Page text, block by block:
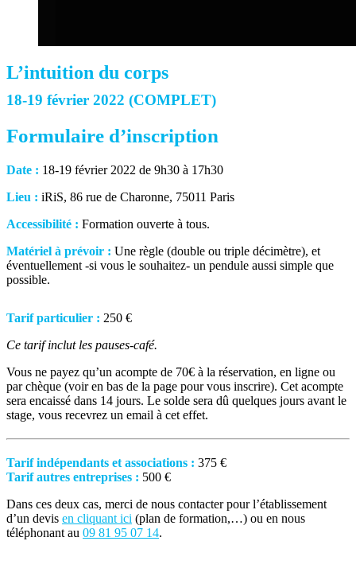
L’intuition du corps
18-19 février 2022 (COMPLET)
Formulaire d’inscription
Date : 18-19 février 2022 de 9h30 à 17h30
Lieu : iRiS, 86 rue de Charonne, 75011 Paris
Accessibilité : Formation ouverte à tous.
Matériel à prévoir : Une règle (double ou triple décimètre), et
éventuellement -si vous le souhaitez- un pendule aussi simple que
possible.
Tarif particulier : 250 €
Ce tarif inclut les pauses-café.
Vous ne payez qu’un acompte de 70€ à la réservation, en ligne ou
par chèque (voir en bas de la page pour vous inscrire). Cet acompte
sera encaissé dans 14 jours. Le solde sera dû quelques jours avant le
stage, vous recevrez un email à cet effet.
Tarif indépendants et associations : 375 €
Tarif autres entreprises : 500 €
Dans ces deux cas, merci de nous contacter pour l’établissement
d’un devis en cliquant ici (plan de formation,…) ou en nous
téléphonant au 09 81 95 07 14.